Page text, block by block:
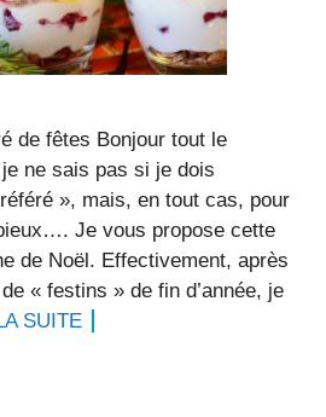
de fêtes Bonjour tout le
ne sais pas si je dois
», mais, en tout cas, pour
Je vous propose cette
de Noël. Effectivement, après
« festins » de fin d’année, je
SUITE